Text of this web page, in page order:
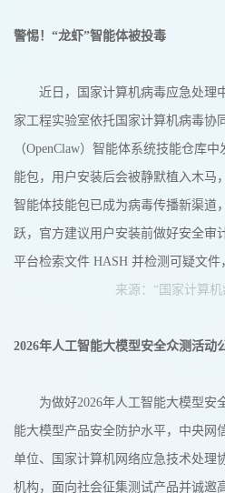
警惕！“龙虾”智能体被投毒
近日，国家计算机病毒应急处理
家工程实验室依托国家计算机病毒协
（OpenClaw）智能体系统技能仓库
能包，用户安装后会被静默植入木马
智能体技能包已成为病毒传播新渠道
跃，官方建议用户安装前做好安全审
平台检索文件 HASH 并检测可疑文件
来源：“国家计算
2026年人工智能大模型安全众测活动
为做好2026年人工智能大模型安
能大模型产品安全防护水平，中央网
单位、国家计算机网络应急技术处理
机构，面向社会征集测试产品并诚邀